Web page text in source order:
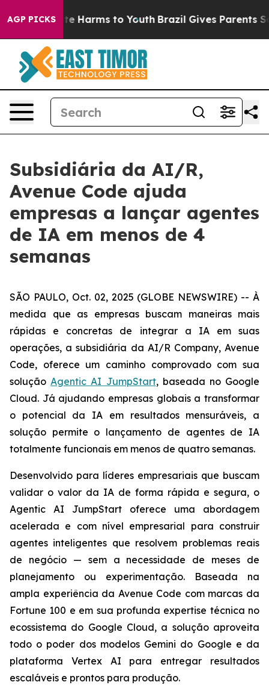
AGP PICKS
to Abate Harms to Youth Brazil Gives Parents
Subsidiária da AI/R,
Avenue Code ajuda
empresas a lançar agentes
de IA em menos de 4
semanas
SÃO PAULO, Oct. 02, 2025 (GLOBE NEWSWIRE) -- À
medida que as empresas buscam maneiras mais
rápidas e concretas de integrar a IA em suas
operações, a subsidiária da AI/R Company, Avenue
Code, oferece um caminho comprovado com sua
soluçãoAgentic AI JumpStart, baseada no Google
Cloud. Já ajudando empresas globais a transformar
o potencial da IA em resultados mensuráveis, a
solução permite o lançamento de agentes de IA
totalmente funcionais em menos de quatro semanas.
Desenvolvido para líderes empresariais que buscam
validar o valor da IA de forma rápida e segura, o
Agentic AI JumpStart oferece uma abordagem
acelerada e com nível empresarial para construir
agentes inteligentes que resolvem problemas reais
de negócio — sem a necessidade de meses de
planejamento ou experimentação. Baseada na
ampla experiência da Avenue Code com marcas da
Fortune 100 e em sua profunda expertise técnica no
ecossistema do Google Cloud, a solução aproveita
todo o poder dos modelos Gemini do Google e da
plataforma Vertex AI para entregar resultados
escaláveis e prontos para produção.